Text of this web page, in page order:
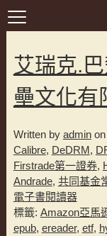
艾瑞克.
壘文化有
Written by adminon
Calibre, DeDRM,
Firstrade第一證券,
Andrade, 共同基金
電子書閱讀器
標籤: Amazon亞馬
epub, ereader, etf,